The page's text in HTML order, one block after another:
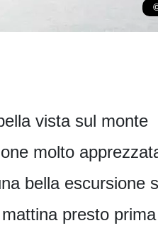
vista sul monte
molto
bella escursione
presto